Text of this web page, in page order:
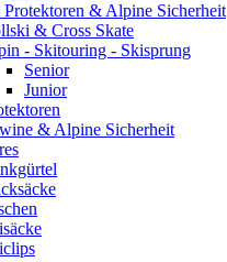
& Alpine Sicherheit
& Cross Skate
- Skitouring - Skisprung
Senior
Junior
& Alpine Sicherheit